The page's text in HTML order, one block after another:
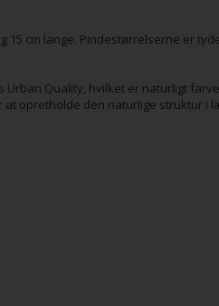
15 cm lange. Pindestørrelserne er
Urban Quality, hvilket er naturligt
opretholde den naturlige struktur i